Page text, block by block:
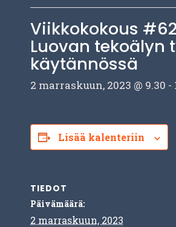
Viikkokokous
Luovan tekoälyn
käytännössä
2 marraskuun, 2023 @ 9.30 -
Lisää kalenteriin
TIEDOT
Päivämäärä:
2 marraskuun, 2023